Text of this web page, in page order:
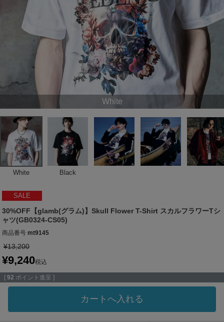
White
White Black
SALE
30%OFF【glamb(グラム)】Skull Flower T-Shirt スカルフラワーTシ
ャツ(GB0324-CS05)
商品番号 mt9145
¥13,200
¥9,240税込
[ 92 ポイント進呈 ]
カートへ入れる